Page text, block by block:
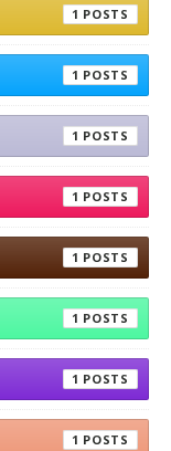
1
1
1
1
1
1
1
1